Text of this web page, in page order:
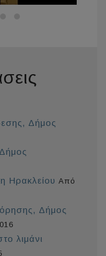
Δήμος
Ηρακλείου Από
Δήμος
λιμάνι